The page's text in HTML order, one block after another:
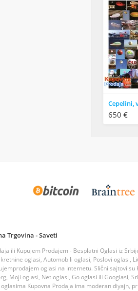
650 €
Trgovina - Saveti
ili Kupujem Prodajem - Besplatni Oglasi iz
oglasi, Automobili oglasi, Poslovi oglasi,
oglasi na internetu. Slični sajtovi
Moji oglasi, Net oglasi, Go oglasi ili Googlasi,
Kupovna Prodaja ima moderan diyajn,